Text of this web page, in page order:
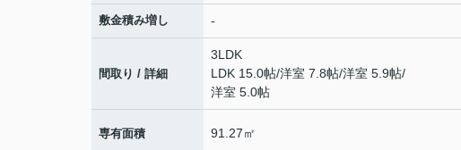
敷金積み増し -
間取り / 詳細
3LDK
LDK 15.0帖/洋室 7.8帖/洋室 5.9帖/
洋室 5.0帖
専有面積 91.27㎡